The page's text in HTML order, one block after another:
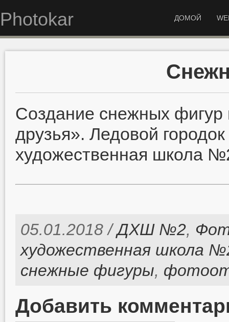
Photokar ДОМОЙ
Создание снежных фигур
друзья». Ледовой
художественная школа
05.01.2018 /ДХШ №2,
художественная школа
снежные фигуры,
Добавить